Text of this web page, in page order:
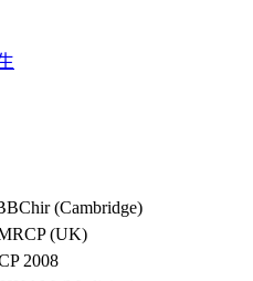
(Cambridge)
(UK)
2008